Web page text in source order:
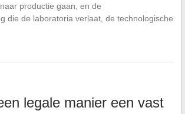
productie gaan, en de
die de laboratoria verlaat, de technologische
legale manier een vast